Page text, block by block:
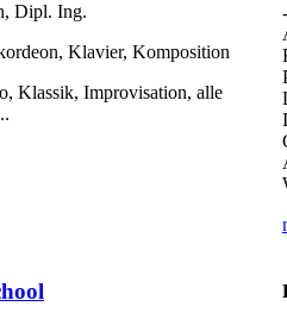
Dipl. Ing.
Klavier, Komposition
Klassik, Improvisation, alle